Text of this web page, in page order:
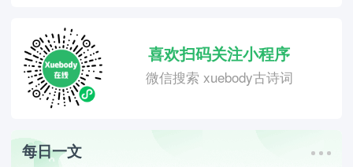
喜欢扫码关注小程序
微信搜索 xuebody古诗词
每日一文